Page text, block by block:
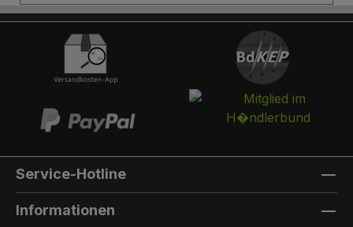
Briefkasten:Optional kann ein Briefkasten
integriert werden. Die Post landet in einem
separaten und absperrbaren Auffangkorb.
Hintertür:Auf der Rückseite können Sie eine
Hintertür integrieren. Die Farbe der Hintertür ist
immer die gleiche Farbe, wie die Türfarbe
vorne. Außenmaterial: 8mm HPL(High
Firma Trespa Bei Sonderfarbe: Bezeichnung
der TürfarbeGeben Sie hier den Namen Ihrer
Wunschfarbe an.Die Lieferzeit bei
Sonderfarben verlängert sich um 5 bis 6
Service-Hotline
Informationen